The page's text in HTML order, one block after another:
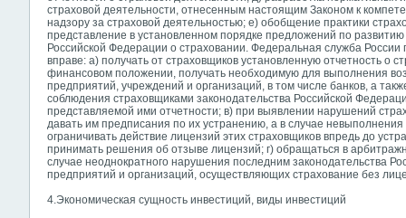
страховой деятельности, отнесенным настоящим Законом к
надзору за страховой деятельностью; е) обобщение практики
представление в установленном порядке предложений по
Российской Федерации о страховании. Федеральная служба России
вправе: а) получать от страховщиков установленную отчетность о
финансовом положении, получать необходимую для выполнения
предприятий, учреждений и организаций, в том числе банков, а
соблюдения страховщиками законодательства Российской
представляемой ими отчетности; в) при выявлении нарушений
давать им предписания по их устранению, а в случае
ограничивать действие лицензий этих страховщиков впредь до
принимать решения об отзыве лицензий; г) обращаться в
случае неоднократного нарушения последним законодательства
предприятий и организаций, осуществляющих страхование без
4.Экономическая сущность инвестиций, виды инвестиций